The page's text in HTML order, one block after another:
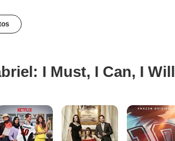
I Must, I Can, I Will